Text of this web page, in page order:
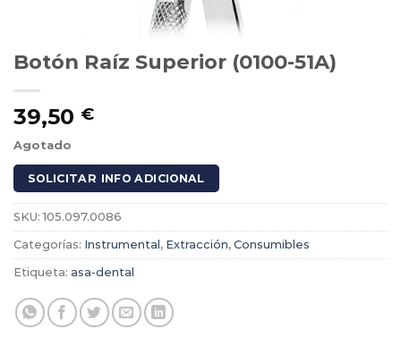
Botón Raíz Superior (0100-51A)
39,50 €
Agotado
SOLICITAR INFO ADICIONAL
SKU:105.097.0086
Categorías: Instrumental , Extracción, Consumibles
Etiqueta: asa-dental